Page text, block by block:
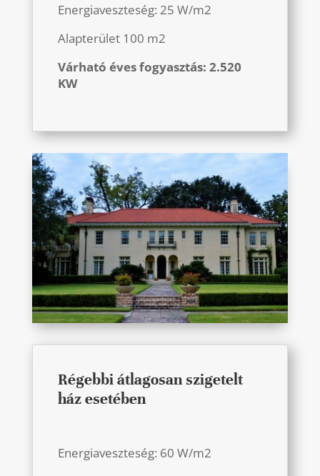
Energiaveszteség: 25 W/m2
Alapterület 100 m2
Várható éves fogyasztás: 2.520
KW
Régebbi átlagosan szigetelt
ház esetében
Energiaveszteség: 60 W/m2